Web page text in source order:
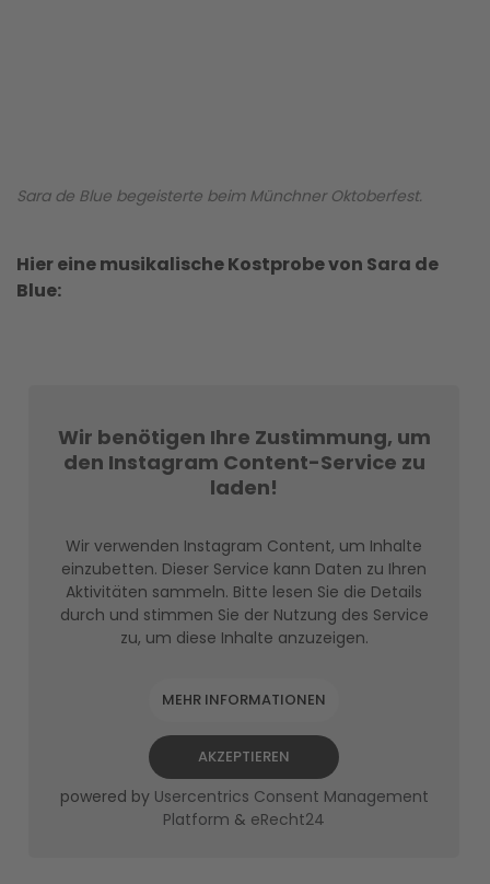
Sara de Blue begeisterte beim Münchner Oktoberfest.
Hier eine musikalische Kostprobe von Sara de
Blue:
Wir benötigen Ihre Zustimmung, um
den Instagram Content-Service zu
laden!
Wir verwenden Instagram Content, um Inhalte
einzubetten. Dieser Service kann Daten zu Ihren
Aktivitäten sammeln. Bitte lesen Sie die Details
durch und stimmen Sie der Nutzung des Service
zu, um diese Inhalte anzuzeigen.
MEHR INFORMATIONEN
AKZEPTIEREN
powered by Usercentrics Consent Management
Platform & eRecht24